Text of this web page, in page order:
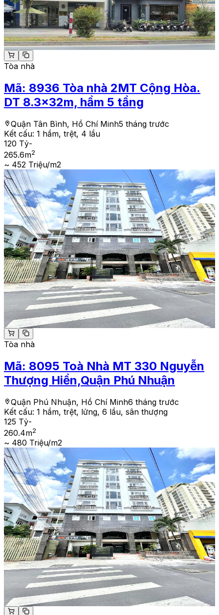
Tòa nhà
Mã: 8936 Tòa nhà 2MT Cộng Hòa.
DT 8.3x32m, hầm 5 tầng
Quận Tân Bình, Hồ Chí Minh5 tháng trước
Kết cấu: 1 hầm, trệt, 4 lầu
120 Tỷ-
265.6m2
~ 452 Triệu/m2
Tòa nhà
Mã: 8095 Toà Nhà MT 330 Nguyễn
Thượng Hiền,Quận Phú Nhuận
Quận Phú Nhuận, Hồ Chí Minh6 tháng trước
Kết cấu: 1 hầm, trệt, lửng, 6 lầu, sân thượng
125 Tỷ-
260.4m2
~ 480 Triệu/m2